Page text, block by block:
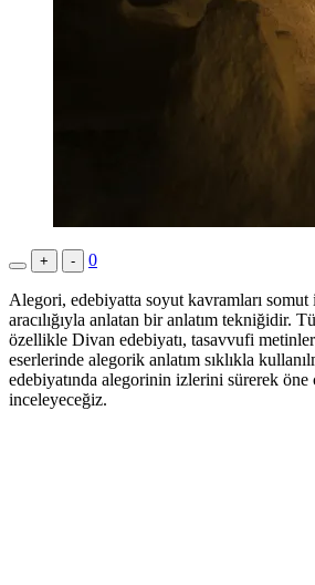
+ - 0
Alegori, edebiyatta soyut kavramları
aracılığıyla anlatan bir anlatım tekniğidir.
özellikle Divan edebiyatı, tasavvufi
eserlerinde alegorik anlatım sıklıkla
edebiyatında alegorinin izlerini sürerek öne
inceleyeceğiz.